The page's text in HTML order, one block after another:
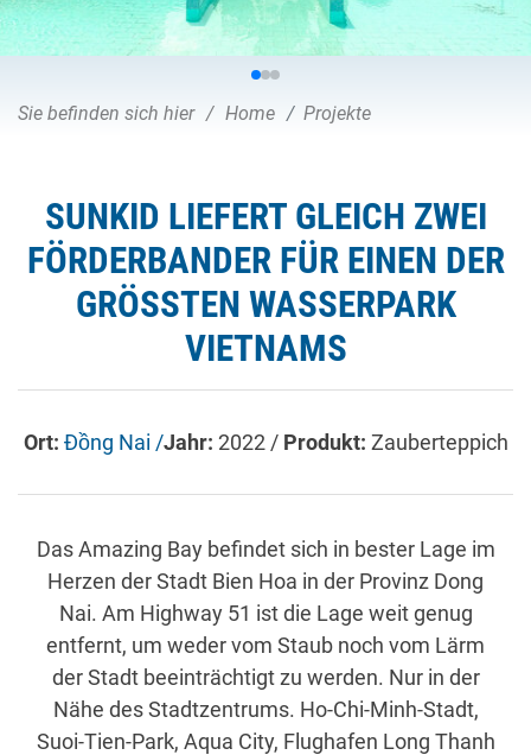
Sie befinden sich hier Home Projekte
SUNKID LIEFERT GLEICH ZWEI
FÖRDERBANDER FÜR EINEN DER
GRÖSSTEN WASSERPARK V
IETNAMS
Ort: Đồng Nai /Jahr: 2022 / Produkt: Zauberteppich
Das Amazing Bay befindet sich in bester Lage im
Herzen der Stadt Bien Hoa in der Provinz Dong
Nai. Am Highway 51 ist die Lage weit genug
entfernt, um weder vom Staub noch vom Lärm
der Stadt beeinträchtigt zu werden. Nur in der
Nähe des Stadtzentrums. Ho-Chi-Minh-Stadt,
Suoi-Tien-Park, Aqua City, Flughafen Long Thanh